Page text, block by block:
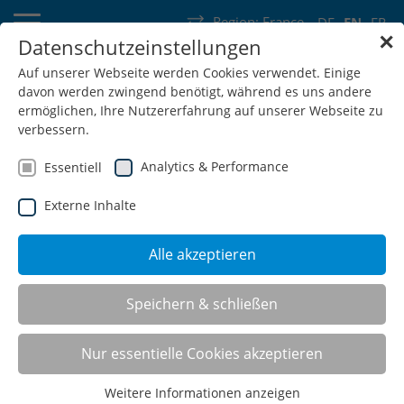
DE EN FR
Region: France
Germany Switzerland Austria Belgium
Luxembourg Netherlands Wallonia
SHOP
Group workstations
✕
Datenschutzeinstellungen
Auf unserer Webseite werden Cookies verwendet. Einige
davon werden zwingend benötigt, während es uns andere
ermöglichen, Ihre Nutzererfahrung auf unserer Webseite zu
verbessern.
Essentiell Analytics & Performance
Externe Inhalte
Alle akzeptieren
Speichern & schließen
Nur essentielle Cookies akzeptieren
Weitere Informationen anzeigen